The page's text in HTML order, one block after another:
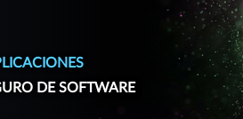
DE SOFTWARE